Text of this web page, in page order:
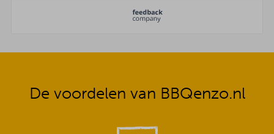
De voordelen van BBQenzo.nl